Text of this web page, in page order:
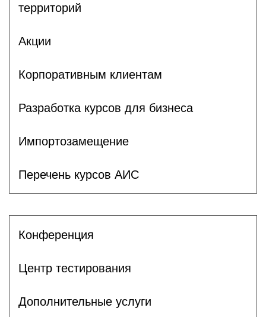
территорий
Акции
Корпоративным клиентам
Разработка курсов для бизнеса
Импортозамещение
Перечень курсов АИС
Конференция
Центр тестирования
Дополнительные услуги